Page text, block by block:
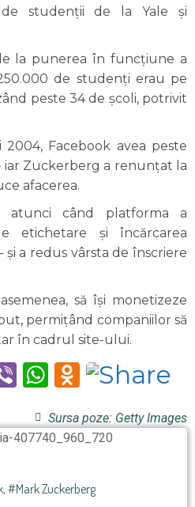
studenții de la Yale și
la punerea în funcțiune a
de studenți erau pe
peste 34 de școli, potrivit
Facebook avea peste
iar Zuckerberg a renunțat la
afacerea.
atunci când platforma a
etichetare și încărcarea
a redus vârsta de înscriere
să își monetizeze
permițând companiilor să
în cadrul site-ului.
ViberWhatsApp
Sursa poze: Getty Images
, #Mark Zuckerberg